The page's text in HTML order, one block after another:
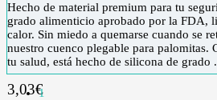
Hecho de material premium para tu
grado alimenticio aprobado por la FDA,
calor. Sin miedo a quemarse cuando se
nuestro cuenco plegable para palomitas.
tu salud, está hecho de silicona de grado
3,03€
1